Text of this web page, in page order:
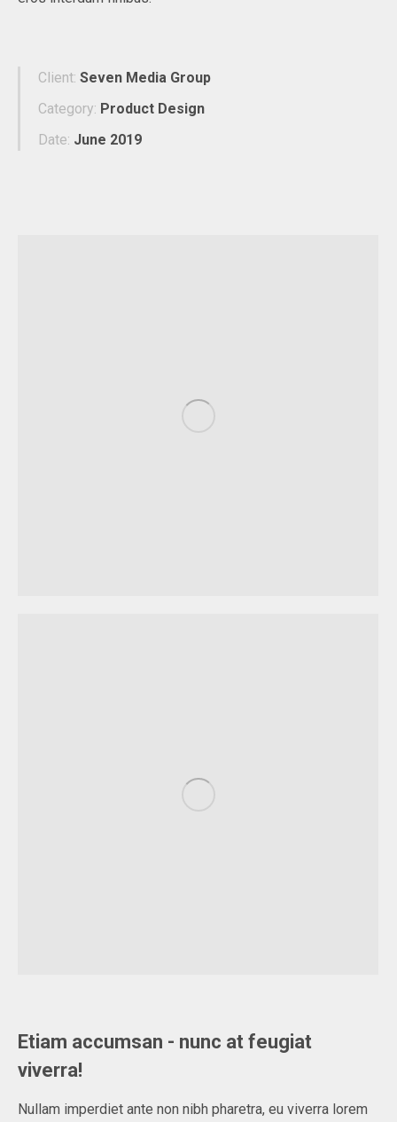
Client: Seven Media Group
Category: Product Design
Date: June 2019
Etiam accumsan - nunc at feugiat
viverra!
Nullam imperdiet ante non nibh pharetra, eu viverra lorem